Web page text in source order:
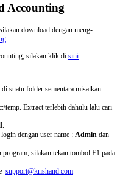
Accounting
download dengan meng-
silakan klik di sini
suatu folder sementara misalkan
Extract terlebih dahulu lalu cari
dengan user name : Admin dan
silakan tekan tombol F1 pada
support@krishand.com